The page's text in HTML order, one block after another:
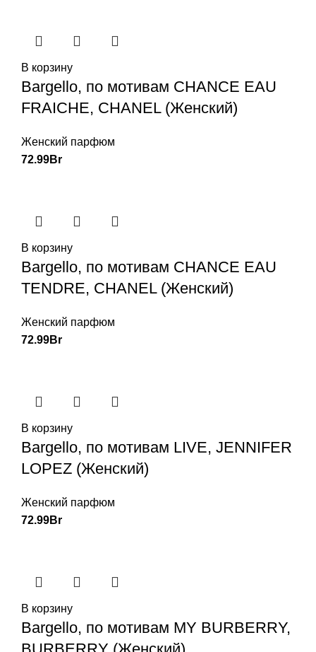
В корзину
Bargello, по мотивам CHANCE EAU
FRAICHE, CHANEL (Женский)
Женский парфюм
72.99Br
В корзину
Bargello, по мотивам CHANCE EAU
TENDRE, CHANEL (Женский)
Женский парфюм
72.99Br
В корзину
Bargello, по мотивам LIVE, JENNIFER
LOPEZ (Женский)
Женский парфюм
72.99Br
В корзину
Bargello, по мотивам MY BURBERRY,